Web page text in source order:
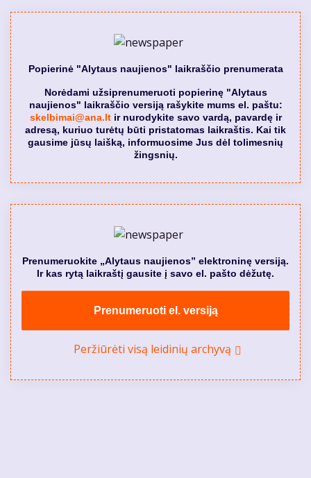
Popierinė "Alytaus naujienos" laikraščio prenumerata
Norėdami užsiprenumeruoti popierinę "Alytaus
naujienos" laikraščio versiją rašykite mums el. paštu:
skelbimai@ana.ltir nurodykite savo vardą, pavardę ir
adresą, kuriuo turėtų būti pristatomas laikraštis. Kai tik
gausime jūsų laišką, informuosime Jus dėl tolimesnių
žingsnių.
Prenumeruokite „Alytaus naujienos” elektroninę versiją.
Ir kas rytą laikraštį gausite į savo el. pašto dėžutę.
Prenumeruoti el. versiją
Peržiūrėti visą leidinių archyvą